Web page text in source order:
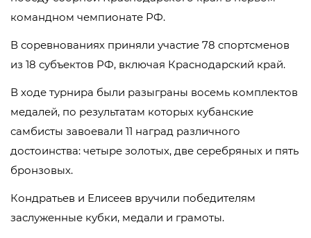
командном чемпионате РФ.
В соревнованиях приняли участие 78 спортсменов
из 18 субъектов РФ, включая Краснодарский край.
В ходе турнира были разыграны восемь комплектов
медалей, по результатам которых кубанские
самбисты завоевали 11 наград различного
достоинства: четыре золотых, две серебряных и пять
бронзовых.
Кондратьев и Елисеев вручили победителям
заслуженные кубки, медали и грамоты.